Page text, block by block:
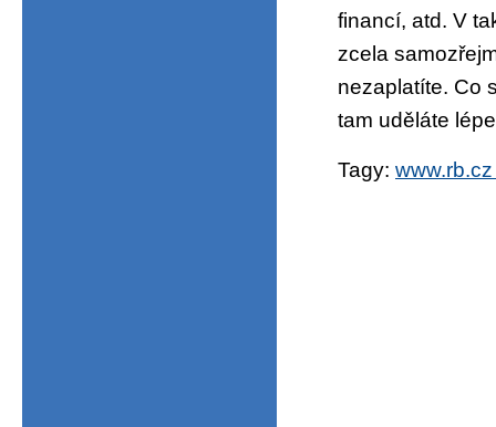
financí, atd. V
zcela
nezaplatíte. Co
tam uděláte
Tagy: